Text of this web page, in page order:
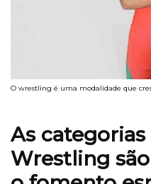
O wrestling é uma modalidade que
As
Wrestling